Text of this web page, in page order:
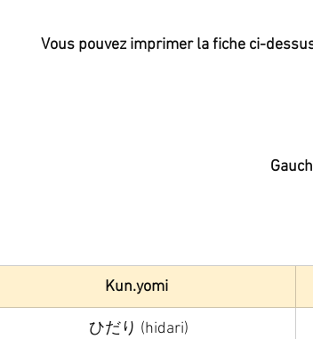
Vous pouvez imprimer la fiche ci-
Kun.yomi
ひだり (hidari)